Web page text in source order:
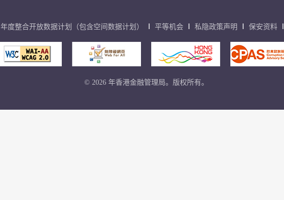
年度整合开放数据计划（包含空间数据计划） 平等机会 私隐政策声明 保安资料
© 2026 年香港金融管理局。版权所有。